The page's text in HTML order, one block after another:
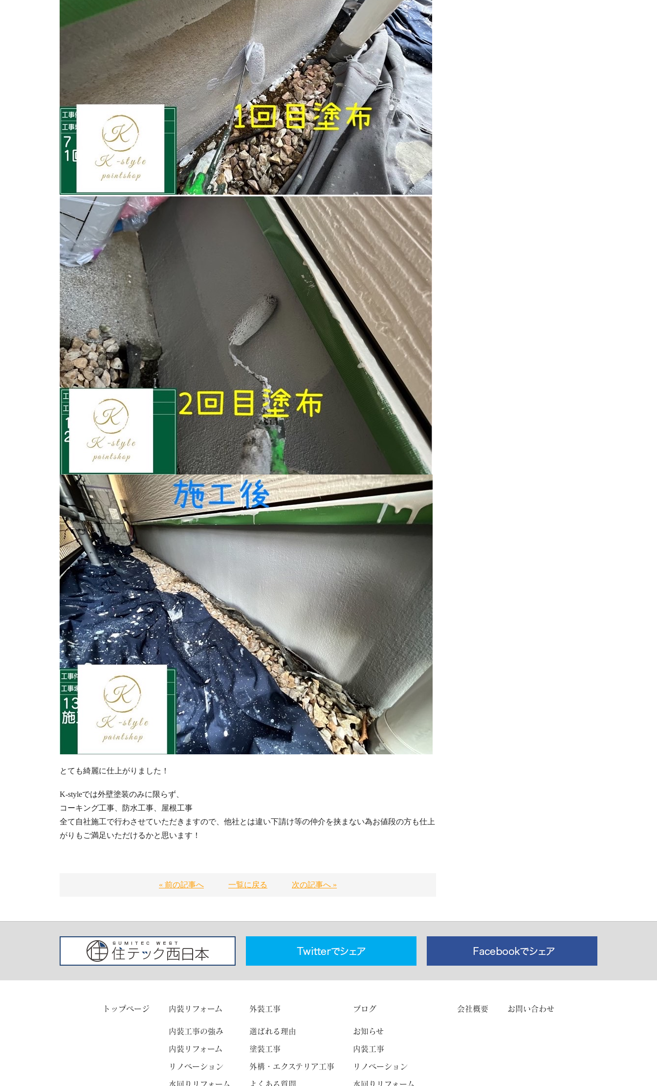
とても綺麗に仕上がりました！
K-styleでは外壁塗装のみに限らず、
コーキング工事、防水工事、屋根工事
全て自社施工で行わさせていただきますので、他社とは違い下請け等の仲介を挟まない為お値段の方も仕上
がりもご満足いただけるかと思います！
« 前の記事へ 一覧に戻る 次の記事へ »
トップページ 内装リフォーム
内装工事の強み
内装リフォーム
リノベーション
水回りリフォーム
外装工事
選ばれる理由
塗装工事
外構・エクステリア工事
よくある質問
ブログ
お知らせ
内装工事
リノベーション
水回りリフォーム
会社概要 お問い合わせ